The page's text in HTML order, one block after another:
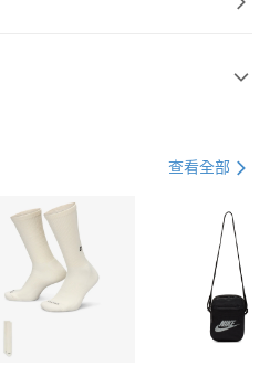
21家銀行
第一商業銀行
彰化商業銀行
查看全部